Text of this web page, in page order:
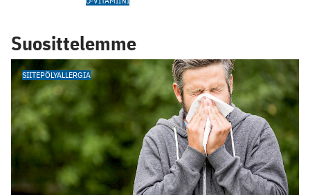
Suosittelemme
SIITEPÖLYALLERGIA